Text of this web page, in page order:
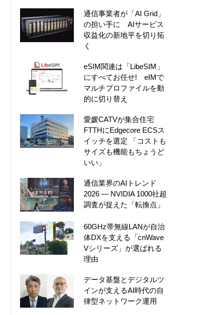
通信事業者が「AI Grid」
の担い手に AIサービス
収益化の新地平を切り拓
く
eSIM関連は「LibeSIM」
にすべてお任せ! eIMで
マルチプロファイルを動
的に切り替え
愛媛CATVが集合住宅
FTTHにEdgecore ECSス
イッチを選定 「コストも
サイズも機能もちょうど
いい」
通信業界のAIトレンド
2026 ― NVIDIA 1000社超
調査が捉えた「転換点」
60GHz帯無線LANが自治
体DXを支える「cnWave
Vシリーズ」が選ばれる
理由
データ基盤とデジタルツ
インが支えるAI時代の自
律型ネットワーク運用